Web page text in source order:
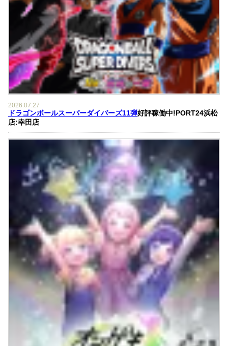
2026.07.27
ドラゴンボールスーパーダイバーズ11弾好評稼働中!PORT24浜松
店:幸田店